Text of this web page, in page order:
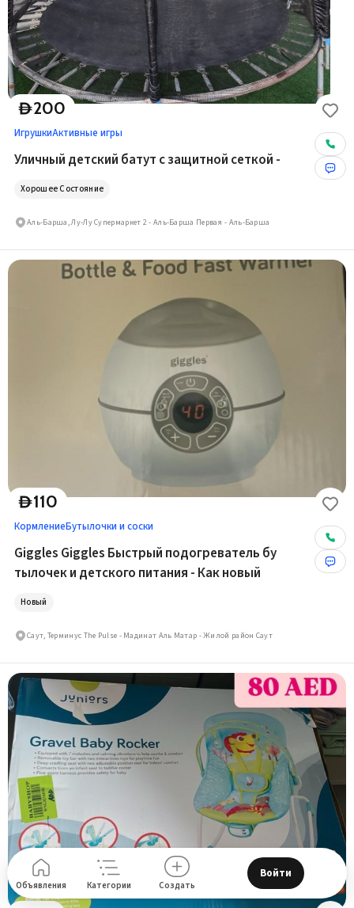
Объявления Категории Создать
Войти
D200
ИгрушкиАктивные игры
Уличный детский батут с защитной сеткой -
Хорошее Состояние
Аль-Барша, Лу-Лу Супермаркет 2 - Аль-Барша Первая - Аль-Барша
D110
КормлениеБутылочки и соски
Giggles Giggles Быстрый подогреватель бу
тылочек и детского питания - Как новый
Новый
Саут, Терминус Тhe Pulse - Мадинат Аль Матар - Жилой район Саут